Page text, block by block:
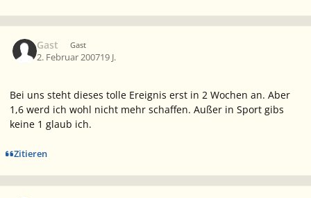
Gast Gast
2. Februar 200719 J.
Bei uns steht dieses tolle Ereignis erst in 2 Wochen an. Aber
1,6 werd ich wohl nicht mehr schaffen. Außer in Sport gibs
keine 1 glaub ich.
Zitieren